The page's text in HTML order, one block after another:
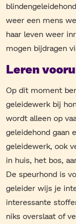
weer een mens
haar leven weer
mogen bijdragen
Leren
Op dit moment
geleidewerk bij
wordt alleen op
geleidehond gaan
geleidewerk, ook
in huis, het bos,
De speurhond is
geleider wijs je
interessante
niks overslaat of